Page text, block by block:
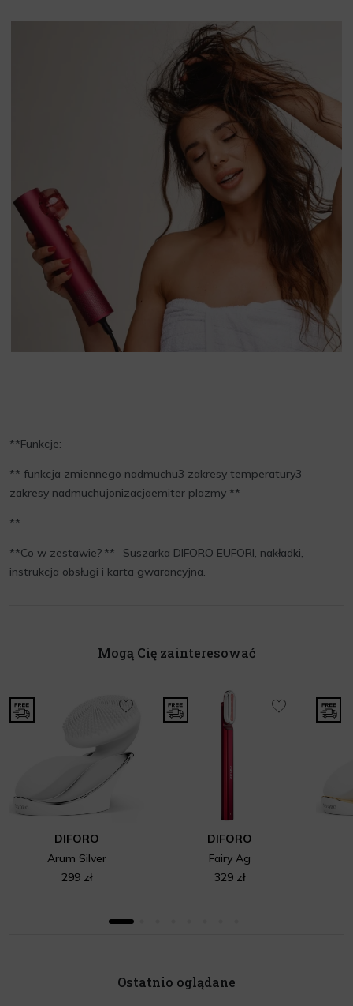
**Funkcje:
** funkcja zmiennego nadmuchu3 zakresy temperatury3
zakresy nadmuchujonizacjaemiter plazmy **
**
**Co w zestawie? ** Suszarka DIFORO EUFORI, nakładki,
instrukcja obsługi i karta gwarancyjna.
Mogą Cię zainteresować
DIFORO
Arum Silver
299 zł
DIFORO
Fairy Ag
329 zł
Ostatnio oglądane